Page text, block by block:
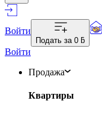
Войти
Подать за 0 ƃ
Войти
Продажа
Квартиры